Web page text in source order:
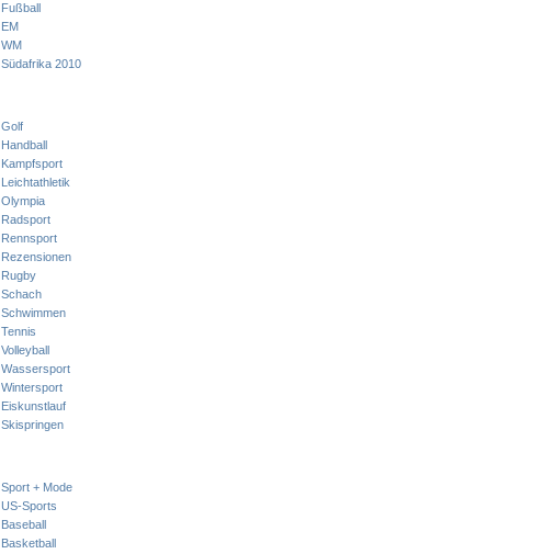
Fußball
EM
WM
Südafrika 2010
Golf
Handball
Kampfsport
Leichtathletik
Olympia
Radsport
Rennsport
Rezensionen
Rugby
Schach
Schwimmen
Tennis
Volleyball
Wassersport
Wintersport
Eiskunstlauf
Skispringen
Sport + Mode
US-Sports
Baseball
Basketball